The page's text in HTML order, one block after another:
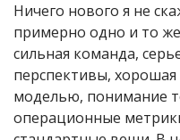
Ничего нового я не
примерно одно и то
сильная команда,
перспективы,
моделью, понимание
операционные